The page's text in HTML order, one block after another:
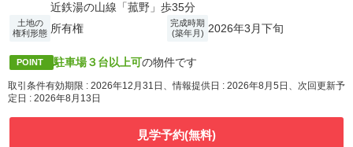
近鉄湯の山線「菰野」歩35分
土地の
権利形態 所有権
完成時期
(築年月) 2026年3月下旬
POINT 駐車場３台以上可の物件です
取引条件有効期限 : 2026年12月31日、情報提供日 : 2026年8月5日、次回更新予
定日 : 2026年8月13日
見学予約(無料)